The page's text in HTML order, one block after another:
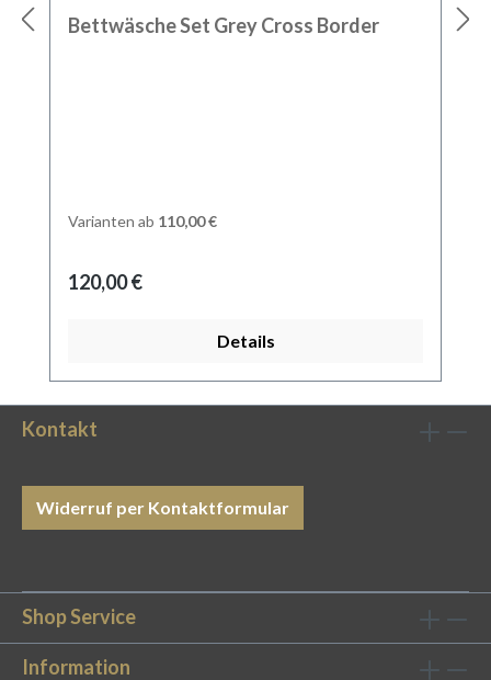
Durchschnittliche Bewertung von 5 von 5 Sternen
Bettwäsche Set Grey Cross Border
Varianten ab 110,00 €
Regulärer Preis:
120,00 €
Details
Kontakt
Widerruf per Kontaktformular
Shop Service
Information